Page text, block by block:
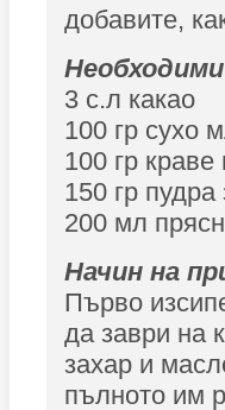
добавите,
3 с.л какао
100 гр сухо
100 гр
150 гр пудра
200 мл
Начин на
Първо
да заври на
захар и
пълното им